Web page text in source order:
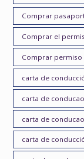
Comprar
Comprar el
Comprar permiso
carta de
carta de
carta de
carta de